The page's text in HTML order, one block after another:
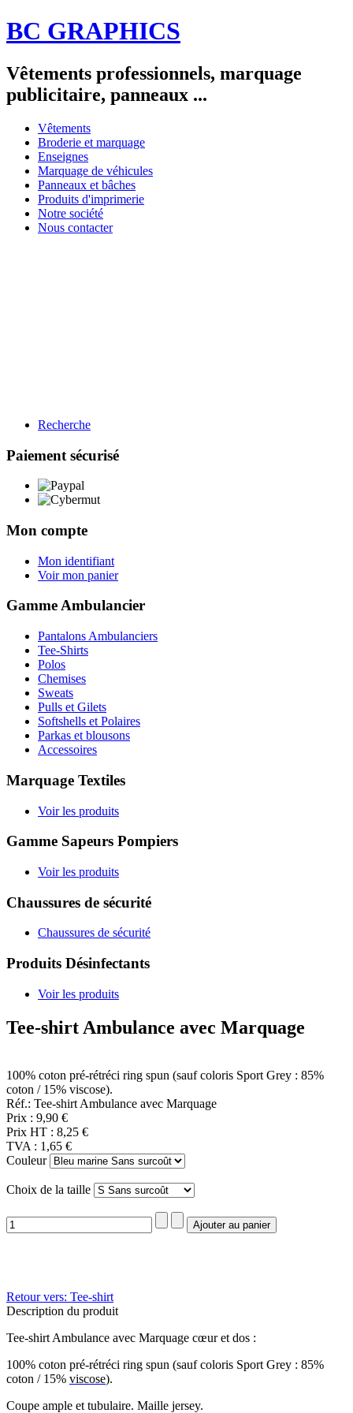
BC GRAPHICS
Vêtements professionnels, marquage
publicitaire, panneaux ...
Vêtements
Broderie et marquage
Enseignes
Marquage de véhicules
Panneaux et bâches
Produits d'imprimerie
Notre société
Nous contacter
Restauration BTP
Recherche
Paiement sécurisé
Mon compte
Mon identifiant
Voir mon panier
Gamme Ambulancier
Pantalons Ambulanciers
Tee-Shirts
Polos
Chemises
Sweats
Pulls et Gilets
Softshells et Polaires
Parkas et blousons
Accessoires
Marquage Textiles
Voir les produits
Gamme Sapeurs Pompiers
Voir les produits
Chaussures de sécurité
Chaussures de sécurité
Produits Désinfectants
Voir les produits
Tee-shirt Ambulance avec Marquage
100% coton pré-rétréci ring spun (sauf coloris Sport Grey : 85%
coton / 15% viscose).
Réf.: Tee-shirt Ambulance avec Marquage
Prix : 9,90 €
Prix HT : 8,25 €
TVA : 1,65 €
Couleur
Choix de la taille
Retour vers: Tee-shirt
Description du produit
Tee-shirt Ambulance avec Marquage cœur et dos :
100% coton pré-rétréci ring spun (sauf coloris Sport Grey : 85%
coton / 15% viscose).
Coupe ample et tubulaire. Maille jersey.